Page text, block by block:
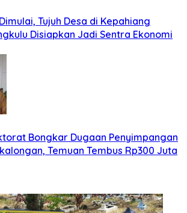
Tujuh Desa di Kepahiang
Disiapkan Jadi Sentra Ekonomi
Bongkar Dugaan Penyimpangan
Temuan Tembus Rp300 Juta